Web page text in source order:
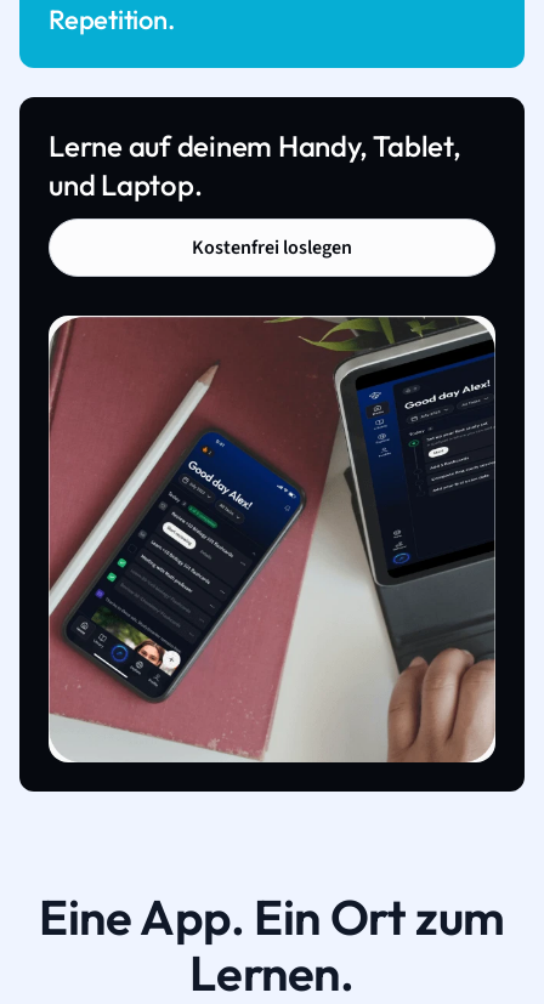
Repetition.
Lerne auf deinem Handy, Tablet,
und Laptop.
Kostenfrei loslegen
Eine App. Ein Ort zum
Lernen.